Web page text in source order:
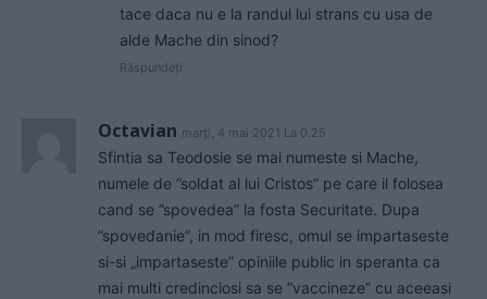
tace daca nu e la randul lui strans cu usa de
alde Mache din sinod?
Răspundeți
Octavian marți, 4 mai 2021 La 0.25
Sfintia sa Teodosie se mai numeste si Mache,
numele de ”soldat al lui Cristos” pe care il folosea
cand se ”spovedea” la fosta Securitate. Dupa
”spovedanie”, in mod firesc, omul se impartaseste
si-si „impartaseste” opiniile public in speranta ca
mai multi credinciosi sa se ”vaccineze” cu aceeasi